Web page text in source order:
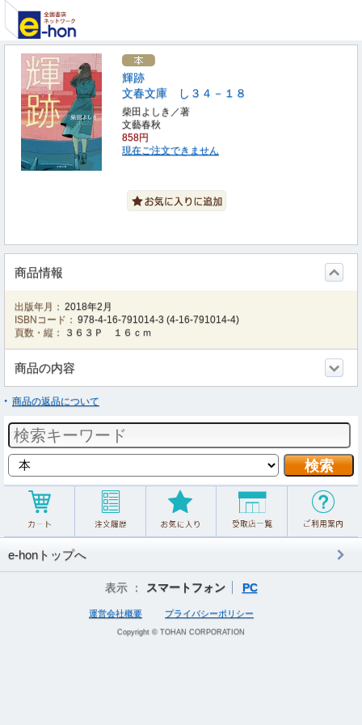
輝跡
文春文庫 し３４－１８
柴田よしき／著
文藝春秋
858円
現在ご注文できません
商品情報
出版年月： 2018年2月
ISBNコード： 978-4-16-791014-3 (4-16-791014-4)
頁数・縦：
３６３Ｐ １６ｃｍ
商品の内容
商品の返品について
e-honトップへ
表示 ： スマートフォン PC
運営会社概要 プライバシーポリシー
Copyright © TOHAN CORPORATION